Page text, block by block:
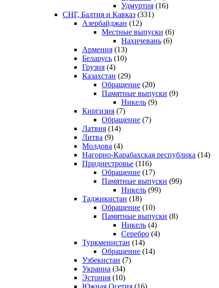
Удмуртия (16)
СНГ, Балтия и Кавказ (331)
Азербайджан (12)
Местные выпуски (6)
Нахичевань (6)
Армения (13)
Беларусь (10)
Грузия (4)
Казахстан (29)
Обращение (20)
Памятные выпуски (9)
Никель (9)
Киргизия (7)
Обращение (7)
Латвия (14)
Литва (9)
Молдова (4)
Нагорно-Карабахская республика (14)
Приднестровье (116)
Обращение (17)
Памятные выпуски (99)
Никель (99)
Таджикистан (18)
Обращение (10)
Памятные выпуски (8)
Никель (4)
Серебро (4)
Туркменистан (14)
Обращение (14)
Узбекистан (7)
Украина (34)
Эстония (10)
Южная Осетия (16)